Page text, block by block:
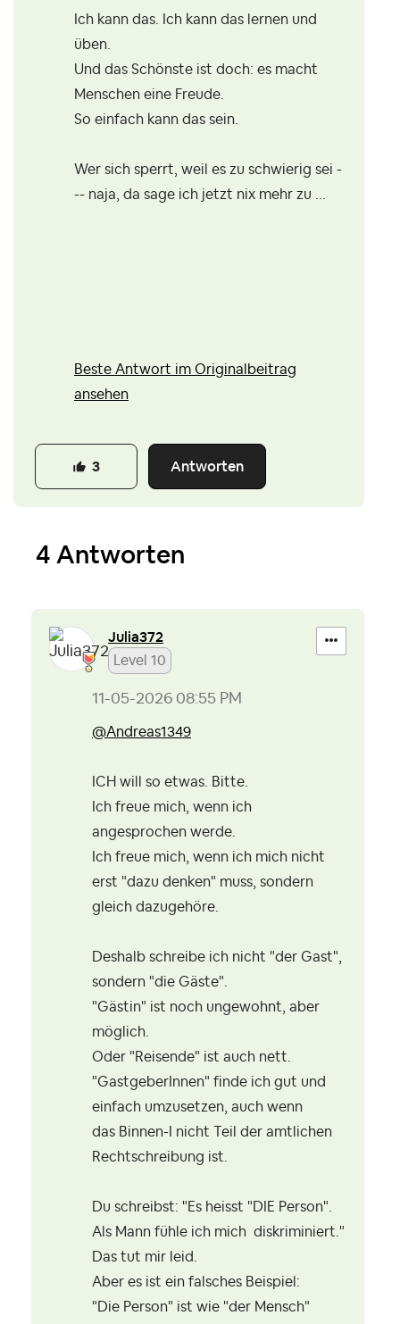
Ich kann das. Ich kann das lernen und
üben.
Und das Schönste ist doch: es macht
Menschen eine Freude.
So einfach kann das sein.
Wer sich sperrt, weil es zu schwierig sei -
-- naja, da sage ich jetzt nix mehr zu ...
Beste Antwort im Originalbeitrag
ansehen
Antworten
3
4 Antworten
Julia372
Level 10
‎11-05-2026 08:55 PM
@Andreas1349
ICH will so etwas. Bitte.
Ich freue mich, wenn ich
angesprochen werde.
Ich freue mich, wenn ich mich nicht
erst "dazu denken" muss, sondern
gleich dazugehöre.
Deshalb schreibe ich nicht "der Gast",
sondern "die Gäste".
"Gästin" ist noch ungewohnt, aber
möglich.
Oder "Reisende" ist auch nett.
"GastgeberInnen" finde ich gut und
einfach umzusetzen, auch wenn
das Binnen-I nicht Teil der amtlichen
Rechtschreibung ist.
Du schreibst: "Es heisst "DIE Person".
Als Mann fühle ich mich diskriminiert."
Das tut mir leid.
Aber es ist ein falsches Beispiel:
"Die Person" ist wie "der Mensch"